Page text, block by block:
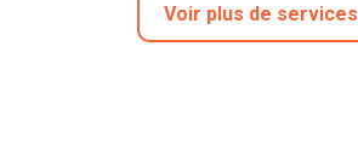
Voir plus de services